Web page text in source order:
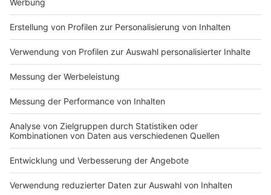
Nachbehandlung inklusive Reinigung. Versicherte
haben für zwei Jahre einen verbindlichen Anspruch auf
eine strukturierte Nachsorge (UPT). Je nach
Patientenrisiko und Schwere der Erkrankung bezahlt
die GKV bis zu drei Nachsorgesitzungen pro Jahr. Eine
spezielle Früherkennungsuntersuchung auf
Parodontitis, der Parodontale Screening Index (PSI),
ist alle zwei Jahre Kassenleistung. Eine Parodontitis-
Therapie muss weiterhin bei der Kasse beantragt
werden.
Anzeige